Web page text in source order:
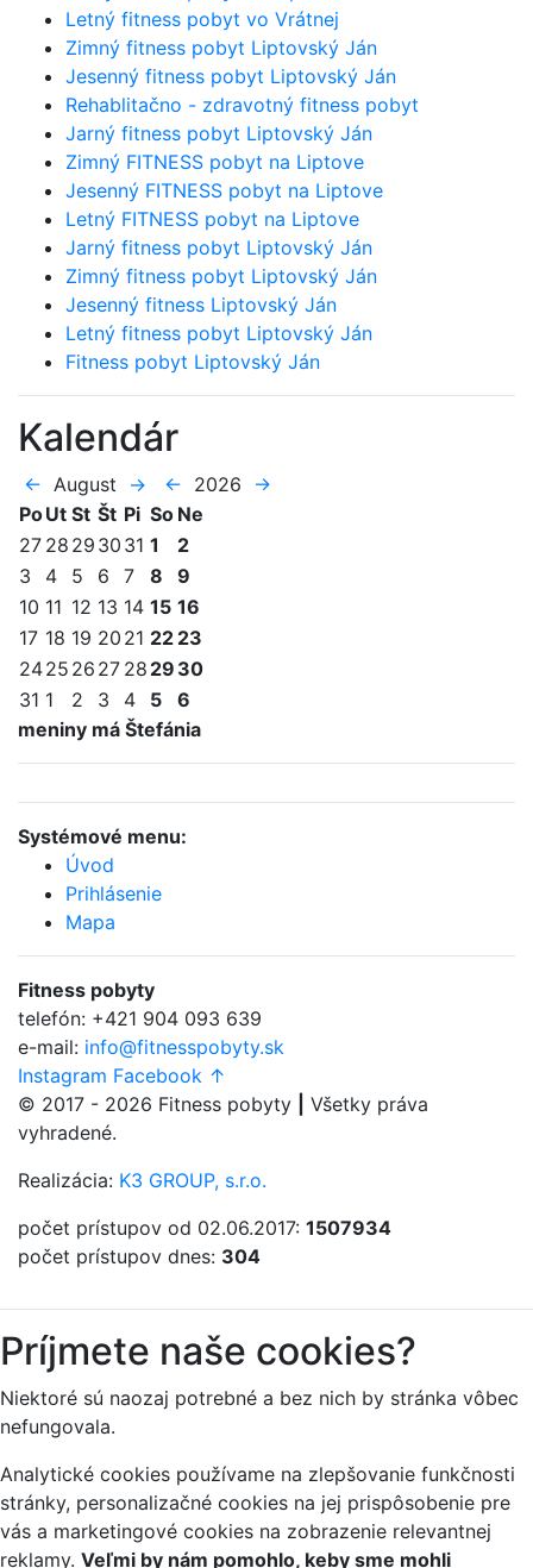
Letný fitness pobyt vo Vrátnej
Zimný fitness pobyt Liptovský Ján
Jesenný fitness pobyt Liptovský Ján
Rehablitačno - zdravotný fitness pobyt
Jarný fitness pobyt Liptovský Ján
Zimný FITNESS pobyt na Liptove
Jesenný FITNESS pobyt na Liptove
Letný FITNESS pobyt na Liptove
Jarný fitness pobyt Liptovský Ján
Zimný fitness pobyt Liptovský Ján
Jesenný fitness Liptovský Ján
Letný fitness pobyt Liptovský Ján
Fitness pobyt Liptovský Ján
Kalendár
← August → ← 2026
→
PoUt St Št Pi So Ne
27 28 29 30 31 1
2
3
4 5 6 7 8
9
10 11 12 13 14 15 16
17 18 19 20 21 22 23
2425 26 27 28 29 30
31 1 2 3 4 5
6
meniny má Štefánia
Systémové menu:
Úvod
Prihlásenie
Mapa
Fitness pobyty
telefón: +421 904 093 639
e-mail: info@fitnesspobyty.sk
Instagram Facebook ↑
© 2017 - 2026 Fitness pobyty
Všetky práva
vyhradené.
Realizácia: K3 GROUP, s.r.o.
počet prístupov od 02.06.2017: 1507934
počet prístupov dnes: 304
Príjmete naše cookies?
Niektoré sú naozaj potrebné a bez nich by stránka vôbec
nefungovala.
Analytické cookies používame na zlepšovanie funkčnosti
stránky, personalizačné cookies na jej prispôsobenie pre
vás a marketingové cookies na zobrazenie relevantnej
reklamy. Veľmi by nám pomohlo, keby sme mohli